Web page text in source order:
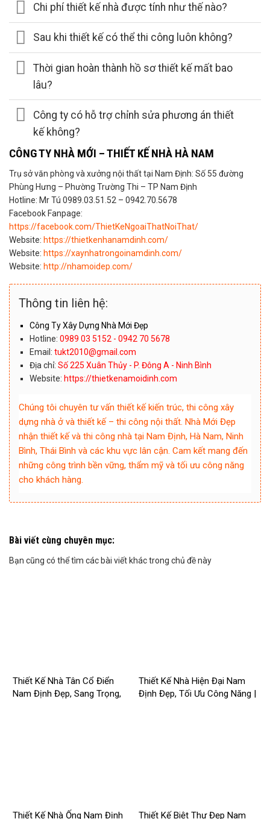
Chi phí thiết kế nhà được tính như thế nào?
Sau khi thiết kế có thể thi công luôn không?
Thời gian hoàn thành hồ sơ thiết kế mất bao
lâu?
Công ty có hỗ trợ chỉnh sửa phương án thiết
kế không?
CÔNG TY NHÀ MỚI – THIẾT KẾ NHÀ HÀ NAM
Trụ sở văn phòng và xưởng nội thất tại Nam Định: Số 55 đường
Phùng Hưng – Phường Trường Thi – TP Nam Định
Hotline: Mr Tú 0989.03.51.52 – 0942.70.5678
Facebook Fanpage:
https://facebook.com/ThietKeNgoaiThatNoiThat/
Website: https://thietkenhanamdinh.com/
Website: https://xaynhatrongoinamdinh.com/
Website: http://nhamoidep.com/
Thông tin liên hệ:
Công Ty Xây Dựng Nhà Mới Đẹp
Hotline: 0989 03 5152 - 0942 70 5678
Email: tukt2010@gmail.com
Địa chỉ: Số 225 Xuân Thủy - P. Đông A - Ninh Bình
Website: https://thietkenamoidinh.com
Chúng tôi chuyên tư vấn thiết kế kiến trúc, thi công xây
dựng nhà ở và thiết kế – thi công nội thất. Nhà Mới Đẹp
nhận thiết kế và thi công nhà tại Nam Định, Hà Nam, Ninh
Bình, Thái Bình và các khu vực lân cận. Cam kết mang đến
những công trình bền vững, thẩm mỹ và tối ưu công năng
cho khách hàng.
Bài viết cùng chuyên mục:
Bạn cũng có thể tìm các bài viết khác trong chủ đề này
Thiết Kế Nhà Tân Cổ Điển
Nam Định Đẹp, Sang Trọng,
Thiết Kế Nhà Hiện Đại Nam
Định Đẹp, Tối Ưu Công Năng |
Thiết Kế Nhà Ống Nam Định Thiết Kế Biệt Thự Đẹp Nam